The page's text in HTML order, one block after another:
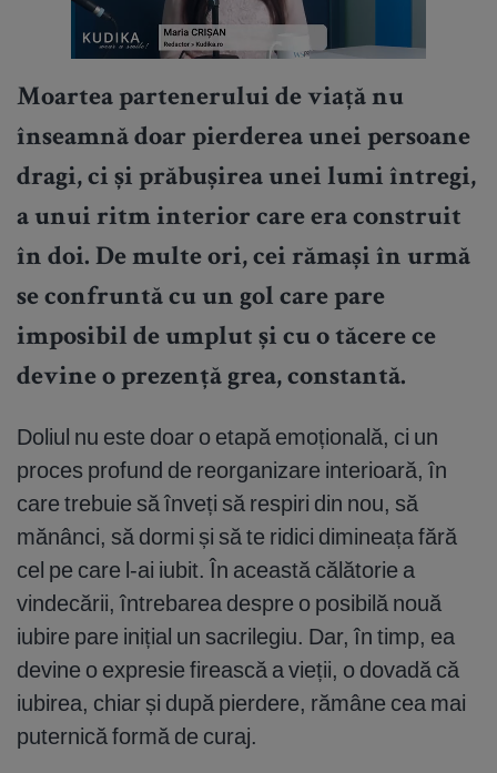
Moartea partenerului de viață nu
înseamnă doar pierderea unei persoane
dragi, ci și prăbușirea unei lumi întregi,
a unui ritm interior care era construit
în doi. De multe ori, cei rămași în urmă
se confruntă cu un gol care pare
imposibil de umplut și cu o tăcere ce
devine o prezență grea, constantă.
Doliul nu este doar o etapă emoțională, ci un
proces profund de reorganizare interioară, în
care trebuie să înveți să respiri din nou, să
mănânci, să dormi și să te ridici dimineața fără
cel pe care l-ai iubit. În această călătorie a
vindecării, întrebarea despre o posibilă nouă
iubire pare inițial un sacrilegiu. Dar, în timp, ea
devine o expresie firească a vieții, o dovadă că
iubirea, chiar și după pierdere, rămâne cea mai
puternică formă de curaj.